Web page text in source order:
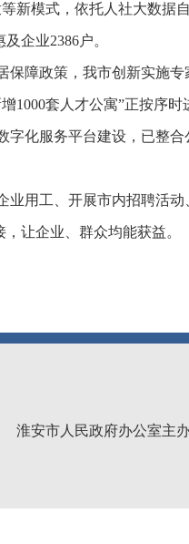
新模式，依托人社大数据
企业2386户。
保障政策，我市创新实施
1000套人才公寓”正按序
字化服务平台建设，已整
业用工、开展市内招聘活
让企业、群众均能获益。
淮安市人民政府办公室主